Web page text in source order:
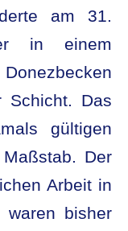
am 31.
in einem
Schicht. Das
gültigen
Der
Arbeit in
waren bisher